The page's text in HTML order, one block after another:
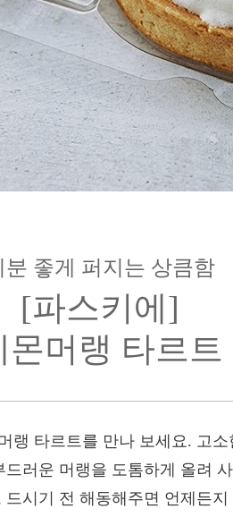
분 좋게 퍼지는 상큼함
[파스키에]
몬머랭 타르트
랭 타르트를 만나 보세요. 고
러운 머랭을 도톰하게 올려
시기 전 해동해주면 언제든